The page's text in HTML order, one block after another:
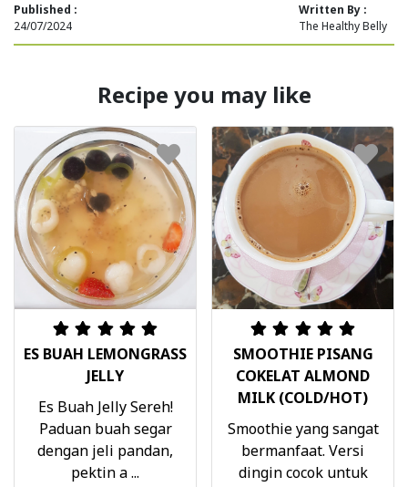
Published :
24/07/2024
Written By :
The Healthy Belly
Recipe you may like
ES BUAH LEMONGRASS
JELLY
Es Buah Jelly Sereh!
Paduan buah segar
dengan jeli pandan,
pektin a ...
SMOOTHIE PISANG
COKELAT ALMOND
MILK (COLD/HOT)
Smoothie yang sangat
bermanfaat. Versi
dingin cocok untuk